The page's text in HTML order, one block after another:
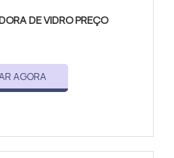
DE VIDRO PREÇO
AGORA